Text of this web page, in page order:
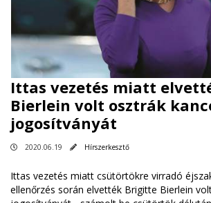
Ittas vezetés miatt
Bierlein volt osztrák
jogosítványát
2020.06.19 Hírszerkesztő
Ittas vezetés miatt csütörtökre virradó
ellenőrzés során elvették Brigitte Bierlein